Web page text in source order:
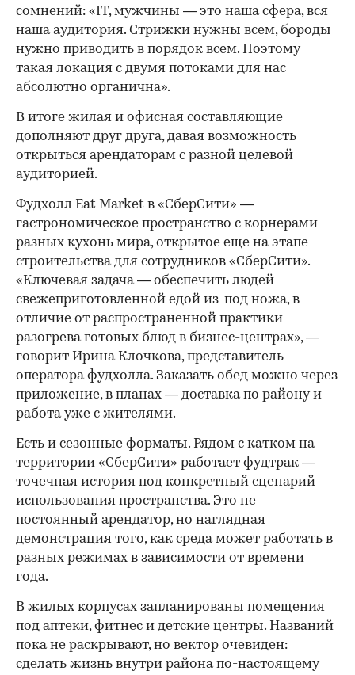
сомнений: «IT, мужчины — это наша сфера, вся
наша аудитория. Стрижки нужны всем, бороды
нужно приводить в порядок всем. Поэтому
такая локация с двумя потоками для нас
абсолютно органична».
В итоге жилая и офисная составляющие
дополняют друг друга, давая возможность
открыться арендаторам с разной целевой
аудиторией.
Фудхолл Eat Market в «СберСити» —
гастрономическое пространство с корнерами
разных кухонь мира, открытое еще на этапе
строительства для сотрудников «СберСити».
«Ключевая задача — обеспечить людей
свежеприготовленной едой из-под ножа, в
отличие от распространенной практики
разогрева готовых блюд в бизнес-центрах», —
говорит Ирина Клочкова, представитель
оператора фудхолла. Заказать обед можно через
приложение, в планах — доставка по району и
работа уже с жителями.
Есть и сезонные форматы. Рядом с катком на
территории «СберСити» работает фудтрак —
точечная история под конкретный сценарий
использования пространства. Это не
постоянный арендатор, но наглядная
демонстрация того, как среда может работать в
разных режимах в зависимости от времени
года.
В жилых корпусах запланированы помещения
под аптеки, фитнес и детские центры. Названий
пока не раскрывают, но вектор очевиден:
сделать жизнь внутри района по-настоящему